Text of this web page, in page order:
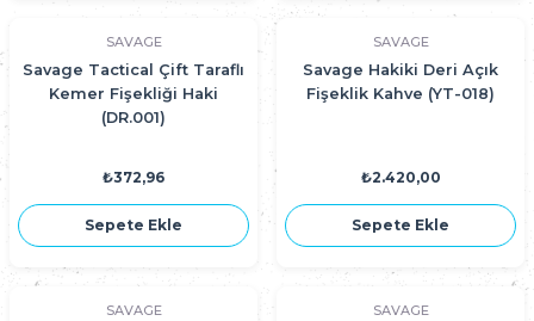
SAVAGE
Savage Tactical Çift Taraflı
Kemer Fişekliği Haki
(DR.001)
₺372,96
Sepete Ekle
SAVAGE
Savage Hakiki Deri Açık
Fişeklik Kahve (YT-018)
₺2.420,00
Sepete Ekle
SAVAGE SAVAGE